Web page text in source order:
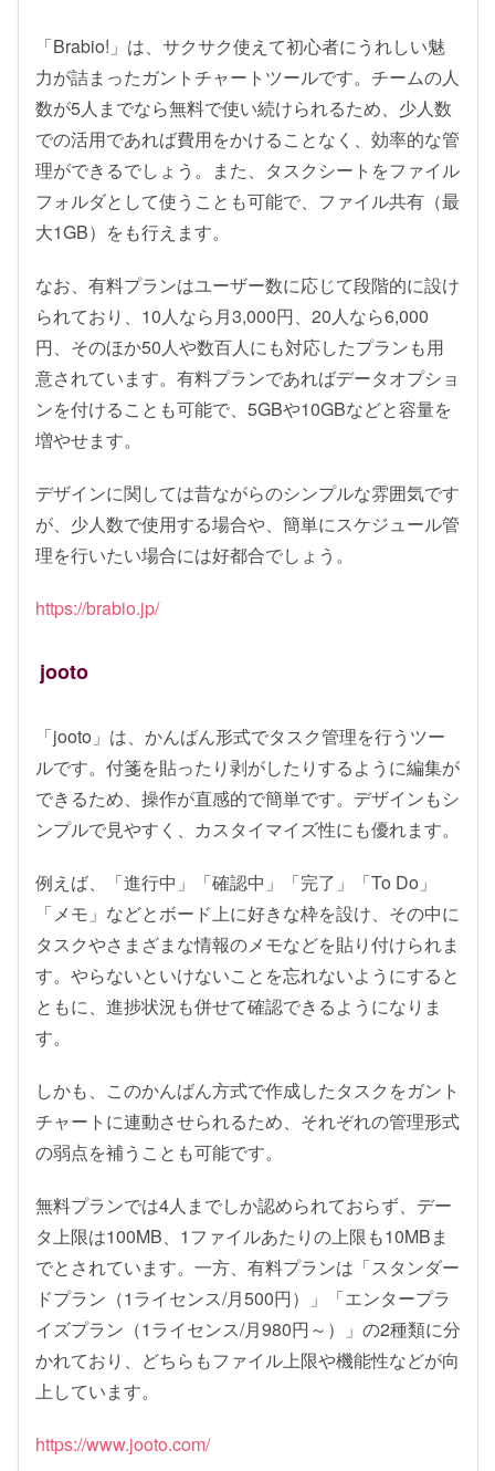
「Brabio!」は、サクサク使えて初心者にうれしい魅
力が詰まったガントチャートツールです。チームの人
数が5人までなら無料で使い続けられるため、少人数
での活用であれば費用をかけることなく、効率的な管
理ができるでしょう。また、タスクシートをファイル
フォルダとして使うことも可能で、ファイル共有（最
大1GB）をも行えます。
なお、有料プランはユーザー数に応じて段階的に設け
られており、10人なら月3,000円、20人なら6,000
円、そのほか50人や数百人にも対応したプランも用
意されています。有料プランであればデータオプショ
ンを付けることも可能で、5GBや10GBなどと容量を
増やせます。
デザインに関しては昔ながらのシンプルな雰囲気です
が、少人数で使用する場合や、簡単にスケジュール管
理を行いたい場合には好都合でしょう。
https://brabio.jp/
jooto
「jooto」は、かんばん形式でタスク管理を行うツー
ルです。付箋を貼ったり剥がしたりするように編集が
できるため、操作が直感的で簡単です。デザインもシ
ンプルで見やすく、カスタイマイズ性にも優れます。
例えば、「進行中」「確認中」「完了」「To Do」
「メモ」などとボード上に好きな枠を設け、その中に
タスクやさまざまな情報のメモなどを貼り付けられま
す。やらないといけないことを忘れないようにすると
ともに、進捗状況も併せて確認できるようになりま
す。
しかも、このかんばん方式で作成したタスクをガント
チャートに連動させられるため、それぞれの管理形式
の弱点を補うことも可能です。
無料プランでは4人までしか認められておらず、デー
タ上限は100MB、1ファイルあたりの上限も10MBま
でとされています。一方、有料プランは「スタンダー
ドプラン（1ライセンス/月500円）」「エンタープラ
イズプラン（1ライセンス/月980円～）」の2種類に分
かれており、どちらもファイル上限や機能性などが向
上しています。
https://www.jooto.com/